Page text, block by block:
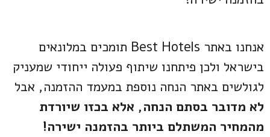
אנחנו באתר Best Hotels תומכים במלונאים
בישראל ולכן פיתחנו שיתוף פעולה ייחודי שמעניק
לגולשים באתר הנחה נוספת במעמד ההזמנה, אבל
לא מדובר בסתם הנחה, אלא בכזו שיורדת
מהמחיר המשתלם ביותר בהזמנה ישירה!